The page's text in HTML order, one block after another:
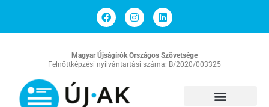
Magyar Újságírók Országos Szövetsége
Felnőttképzési nyilvántartási száma: B/2020/003325